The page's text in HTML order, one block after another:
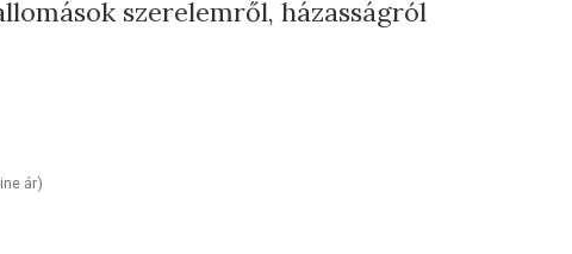
szerelemről, házasságról
ár)